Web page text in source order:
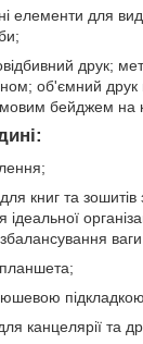
елементи для
друк;
об'ємний друк
бейджем на
книг та
ваги
канцелярії та